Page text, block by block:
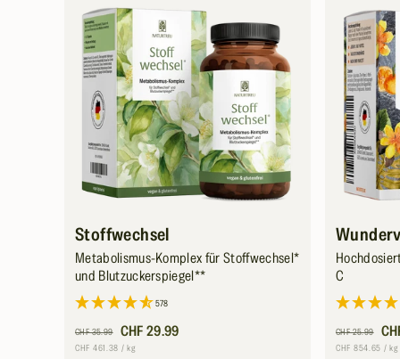
Stoffwechsel
Metabolismus-Komplex für Stoffwechsel*
und Blutzuckerspiegel**
578
Normaler
Preis
CHF 35.99
VerkaufspreisCHF 29.99
Grundpreis
CHF 461.38 / pro
kg
C
Normaler
Preis
CHF 25.99
Grundpreis
CHF 854.65 / kg